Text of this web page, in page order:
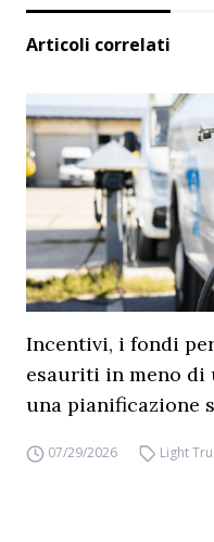
Articoli correlati
Incentivi, i fondi
esauriti in meno di
una pianificazione
07/29/2026 Light